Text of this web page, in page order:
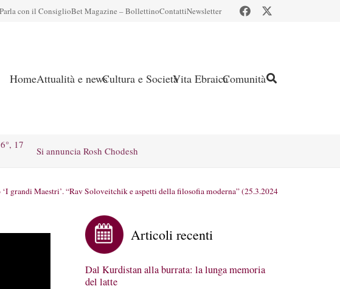
Parla con il ConsiglioBet Magazine – BollettinoContattiNewsletter
HomeAttualità e newsCultura e SocietàVita EbraicaComunità
17
Si annuncia Rosh Chodesh
grandi Maestri’. “Rav Soloveitchik e aspetti della filosofia moderna” (25.3.2024
Articoli recenti
Dal Kurdistan alla burrata: la lunga memoria
del latte